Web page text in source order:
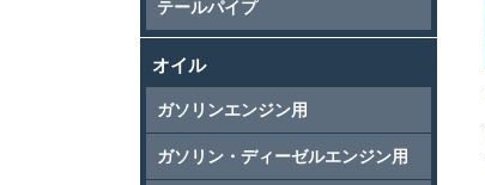
テールパイプ
オイル
ガソリンエンジン用
ガソリン・ディーゼルエンジン用